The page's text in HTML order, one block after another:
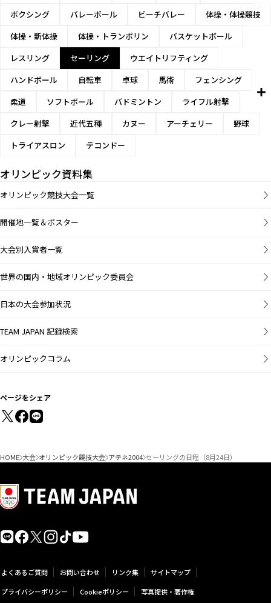
ボクシング
バレーボール ビーチバレー
体操・体操競技
体操・新体操
体操・トランポリン
バスケットボール
レスリング
セーリング
ウエイトリフティング
ハンドボール
自転車 卓球 馬術
フェンシング
柔道
ソフトボール バドミントン
ライフル射撃
クレー射撃
近代五種 カヌー アーチェリー
野球
トライアスロン
テコンドー
オリンピック資料集
オリンピック競技大会一覧
開催地一覧＆ポスター
大会別入賞者一覧
世界の国内・地域オリンピック委員会
日本の大会参加状況
TEAM JAPAN 記録検索
オリンピックコラム
ページをシェア
HOME 大会 オリンピック競技大会 アテネ2004 セーリングの日程（8月24日）
よくあるご質問 お問い合わせ リンク集
サイトマップ
プライバシーポリシー
Cookieポリシー 写真提供・著作権